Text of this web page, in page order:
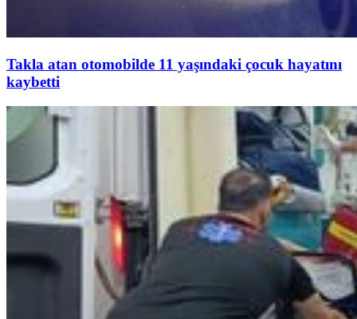
Takla atan otomobilde 11 yaşındaki çocuk hayatını
kaybetti